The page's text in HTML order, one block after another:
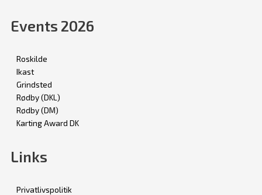
Events 2026
Roskilde
Ikast
Grindsted
Rødby (DKL)
Rødby (DM)
Karting Award DK
Links
Privatlivspolitik